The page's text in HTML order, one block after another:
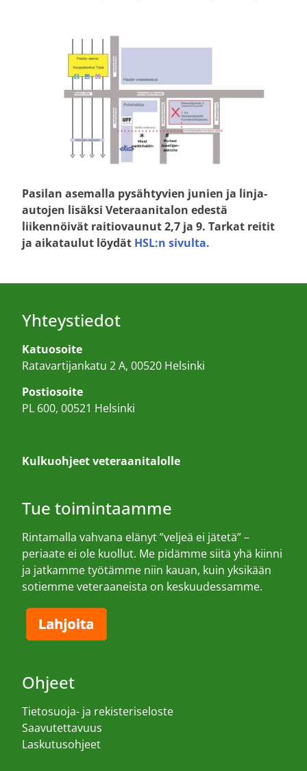
Pasilan asemalla pysähtyvien junien ja linja-
autojen lisäksi Veteraanitalon edestä
liikennöivät raitiovaunut 2,7 ja 9. Tarkat reitit
ja aikataulut löydät HSL:n sivulta.
Yhteystiedot
Katuosoite
Ratavartijankatu 2 A, 00520 Helsinki
Postiosoite
PL 600, 00521 Helsinki
Kulkuohjeet veteraanitalolle
Tue toimintaamme
Rintamalla vahvana elänyt ”veljeä ei jätetä” –
periaate ei ole kuollut. Me pidämme siitä yhä kiinni
ja jatkamme työtämme niin kauan, kuin yksikään
sotiemme veteraaneista on keskuudessamme.
Ohjeet
Tietosuoja- ja rekisteriseloste
Saavutettavuus
Laskutusohjeet